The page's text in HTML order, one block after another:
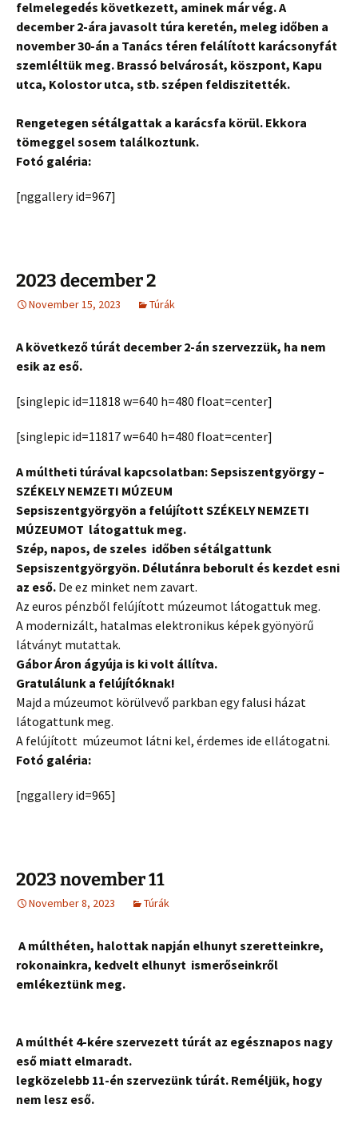
felmelegedés következett, aminek már vég. A
december 2-ára javasolt túra keretén, meleg időben a
november 30-án a Tanács téren felálított karácsonyfát
szemléltük meg. Brassó belvárosát, köszpont, Kapu
utca, Kolostor utca, stb. szépen feldiszitették.
Rengetegen sétálgattak a karácsfa körül. Ekkora
tömeggel sosem találkoztunk.
Fotó galéria:
[nggallery id=967]
2023 december 2
November 15, 2023 Túrák
A következő túrát december 2-án szervezzük, ha nem
esik az eső.
[singlepic id=11818 w=640 h=480 float=center]
[singlepic id=11817 w=640 h=480 float=center]
A múltheti túrával kapcsolatban: Sepsiszentgyörgy –
SZÉKELY NEMZETI MÚZEUM
Sepsiszentgyörgyön a felújított SZÉKELY NEMZETI
MÚZEUMOT látogattuk meg.
Szép, napos, de szeles időben sétálgattunk
Sepsiszentgyörgyön. Délutánra beborult és kezdet esni
az eső. De ez minket nem zavart.
Az euros pénzből felújított múzeumot látogattuk meg.
A modernizált, hatalmas elektronikus képek gyönyörű
látványt mutattak.
Gábor Áron ágyúja is ki volt állítva.
Gratulálunk a felújítóknak!
Majd a múzeumot körülvevő parkban egy falusi házat
látogattunk meg.
A felújított múzeumot látni kel, érdemes ide ellátogatni.
Fotó galéria:
[nggallery id=965]
2023 november 11
November 8, 2023 Túrák
A múlthéten, halottak napján elhunyt szeretteinkre,
rokonainkra, kedvelt elhunyt ismerőseinkről
emlékeztünk meg.
A múlthét 4-kére szervezett túrát az egésznapos nagy
eső miatt elmaradt.
legközelebb 11-én szervezünk túrát. Reméljük, hogy
nem lesz eső.